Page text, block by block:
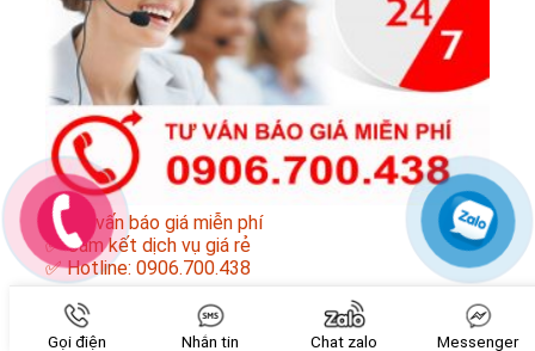
✅ Tư vấn báo giá miễn phí
✅ Cam kết dịch vụ giá rẻ
✅ Hotline: 0906.700.438
Gọi điện Nhắn tin Chat zalo Messenger